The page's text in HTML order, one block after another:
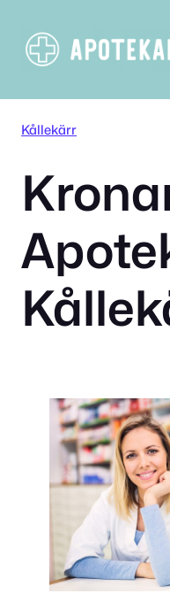
innehåll
Kållekärr